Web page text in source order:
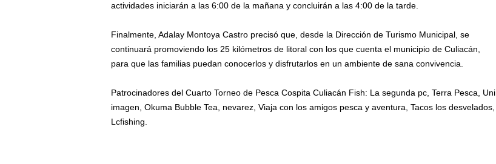
actividades iniciarán a las 6:00 de la mañana y concluirán a las 4:00 de la tarde.
Finalmente, Adalay Montoya Castro precisó que, desde la Dirección de Turismo Municipal, se
continuará promoviendo los 25 kilómetros de litoral con los que cuenta el municipio de Culiacán,
para que las familias puedan conocerlos y disfrutarlos en un ambiente de sana convivencia.
Patrocinadores del Cuarto Torneo de Pesca Cospita Culiacán Fish: La segunda pc, Terra Pesca, Uni
imagen, Okuma Bubble Tea, nevarez, Viaja con los amigos pesca y aventura, Tacos los desvelados,
Lcfishing.